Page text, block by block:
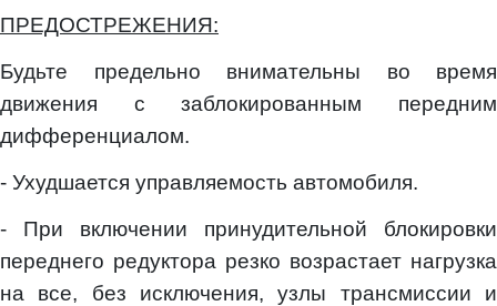
ПРЕДОСТРЕЖЕНИЯ:
Будьте предельно внимательны во время
движения с заблокированным передним
дифференциалом.
- Ухудшается управляемость автомобиля.
- При включении принудительной блокировки
переднего редуктора резко возрастает нагрузка
на все, без исключения, узлы трансмиссии и